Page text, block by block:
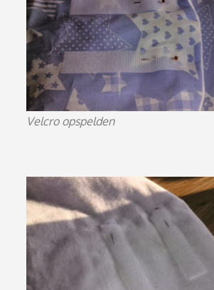
Velcro opspelden